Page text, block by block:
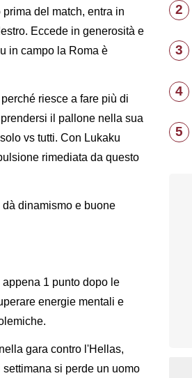
del match, entra in
Eccede in generosità e
in campo la Roma è
riesce a fare più di
il pallone nella sua
vs tutti. Con Lukaku
rimediata da questo
dinamismo e buone
1 punto dopo le
energie mentali e
gara contro l'Hellas,
si perde un uomo
2
3
4
5